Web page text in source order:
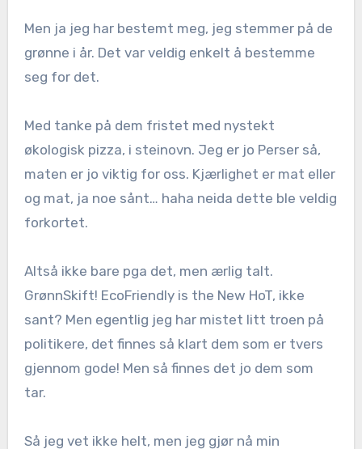
Men ja jeg har bestemt meg, jeg stemmer på de
grønne i år. Det var veldig enkelt å bestemme
seg for det.
Med tanke på dem fristet med nystekt
økologisk pizza, i steinovn. Jeg er jo Perser så,
maten er jo viktig for oss. Kjærlighet er mat eller
og mat, ja noe sånt… haha neida dette ble veldig
forkortet.
Altså ikke bare pga det, men ærlig talt.
GrønnSkift! EcoFriendly is the New HoT, ikke
sant? Men egentlig jeg har mistet litt troen på
politikere, det finnes så klart dem som er tvers
gjennom gode! Men så finnes det jo dem som
tar.
Så jeg vet ikke helt, men jeg gjør nå min